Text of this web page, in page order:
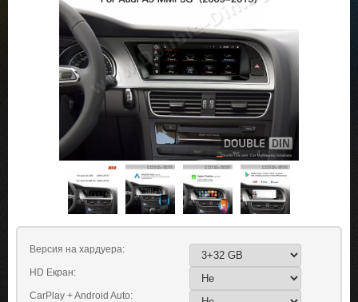
Версия на хардуера:
HD Екран:
CarPlay + Android Auto: